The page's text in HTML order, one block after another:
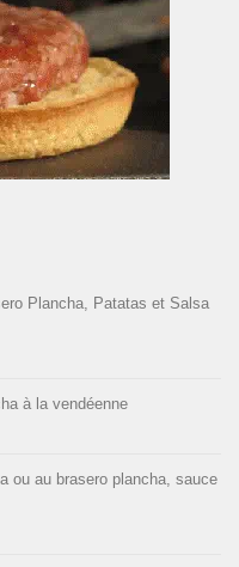
Plancha, Patatas et Salsa
à la vendéenne
ou au brasero plancha, sauce